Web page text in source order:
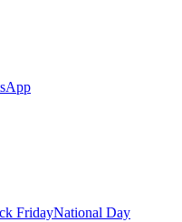
FridayNational Day